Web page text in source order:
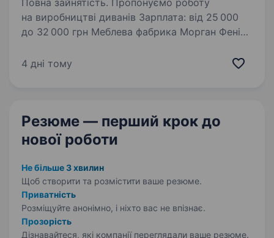
Повна зайнятість. Пропонуємо роботу
на виробництві диванів Зарплата: від 25 000
до 32 000 грн Меблева фабрика Морган Феніче
диванів (виконання операцій по зборці
4 дні тому
Резюме — перший крок до
нової роботи
Не більше 3 хвилин
Щоб створити та розмістити ваше резюме.
Приватність
Розміщуйте анонімно, і ніхто вас не впізнає.
Прозорість
Дізнавайтеся, які компанії переглядали ваше резюме.